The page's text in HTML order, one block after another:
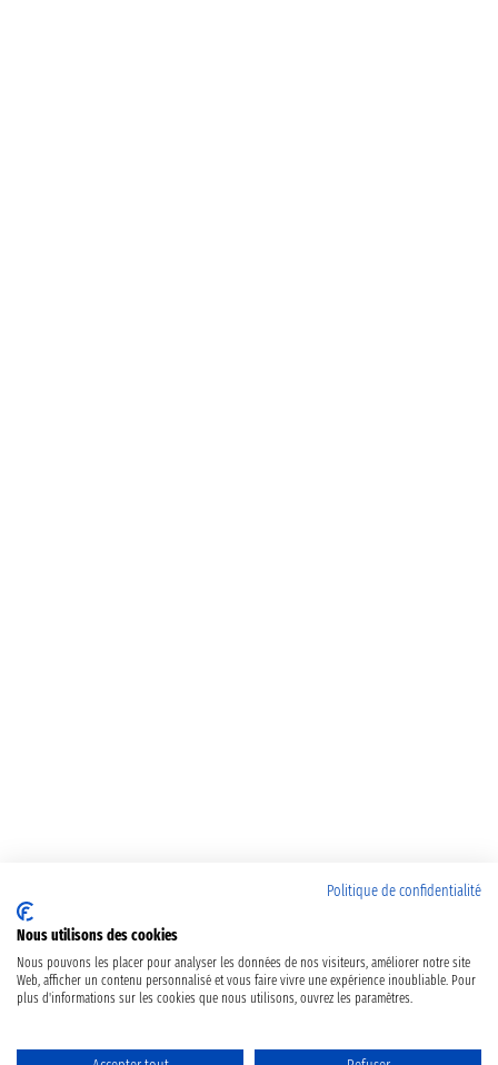
Politique de confidentialité
Nous utilisons des cookies
Nous pouvons les placer pour analyser les données de nos visiteurs, améliorer notre site
Web, afficher un contenu personnalisé et vous faire vivre une expérience inoubliable. Pour
plus d'informations sur les cookies que nous utilisons, ouvrez les paramètres.